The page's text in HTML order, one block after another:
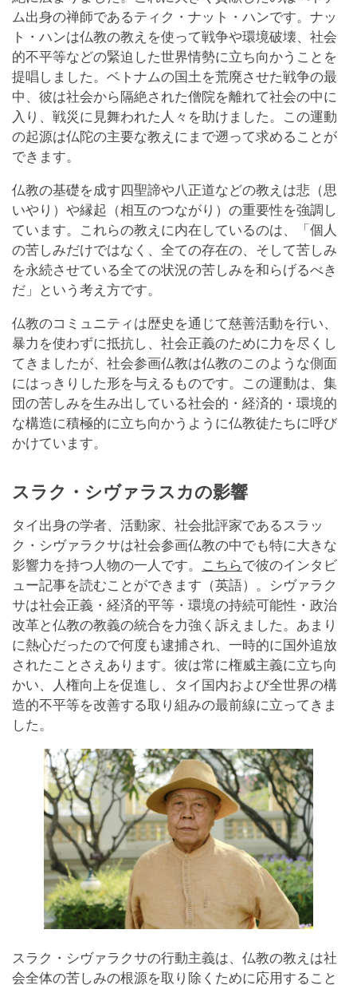
ム出身の禅師であるティク・ナット・ハンです。ナッ
ト・ハンは仏教の教えを使って戦争や環境破壊、社会
的不平等などの緊迫した世界情勢に立ち向かうことを
提唱しました。ベトナムの国土を荒廃させた戦争の最
中、彼は社会から隔絶された僧院を離れて社会の中に
入り、戦災に見舞われた人々を助けました。この運動
の起源は仏陀の主要な教えにまで遡って求めることが
できます。
仏教の基礎を成す四聖諦や八正道などの教えは悲（思
いやり）や縁起（相互のつながり）の重要性を強調し
ています。これらの教えに内在しているのは、「個人
の苦しみだけではなく、全ての存在の、そして苦しみ
を永続させている全ての状況の苦しみを和らげるべき
だ」という考え方です。
仏教のコミュニティは歴史を通じて慈善活動を行い、
暴力を使わずに抵抗し、社会正義のために力を尽くし
てきましたが、社会参画仏教は仏教のこのような側面
にはっきりした形を与えるものです。この運動は、集
団の苦しみを生み出している社会的・経済的・環境的
な構造に積極的に立ち向かうように仏教徒たちに呼び
かけています。
スラク・シヴァラスカの影響
タイ出身の学者、活動家、社会批評家であるスラッ
ク・シヴァラクサは社会参画仏教の中でも特に大きな
影響力を持つ人物の一人です。
こちらで彼のインタビ
ュー記事を読むことができます（英語）。シヴァラク
サは社会正義・経済的平等・環境の持続可能性・政治
改革と仏教の教義の統合を力強く訴えました。あまり
に熱心だったので何度も逮捕され、一時的に国外追放
されたことさえあります。彼は常に権威主義に立ち向
かい、人権向上を促進し、タイ国内および全世界の構
造的不平等を改善する取り組みの最前線に立ってきま
した。
スラク・シヴァラクサの行動主義は、仏教の教えは社
会全体の苦しみの根源を取り除くために応用すること